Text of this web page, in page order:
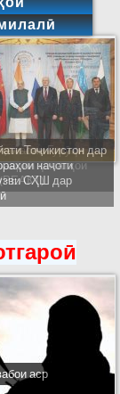
Тоҷикистон дар
наҷоти
СҲШ дар
аср